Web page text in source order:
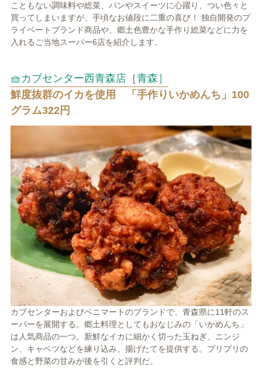
こともない調味料や総菜、パンやスイーツに心躍り、つい色々と
買ってしまいますが、手頃なお値段に二重の喜び！ 独自開発のプ
ライベートブランド商品や、郷土色豊かな手作り総菜などに力を
入れるご当地スーパー6店を紹介します。
🧺カブセンター西青森店［青森］
鮮度抜群のイカを使用 「手作りいかめんち」100
グラム322円
カブセンターおよびベニマートのブランドで、青森県に11軒のス
ーパーを展開する。郷土料理としてもおなじみの「いかめんち」
は人気商品の一つ。新鮮なイカに細かく切った玉ねぎ、ニンジ
ン、キャベツなどを練り込み、揚げたてを提供する。プリプリの
食感と野菜の甘みが後を引くと評判だ。